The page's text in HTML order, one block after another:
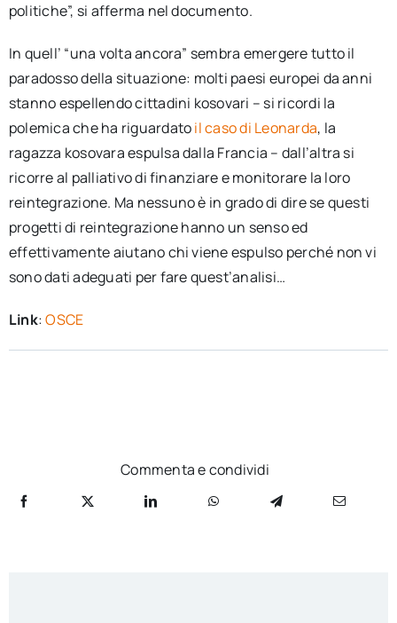
politiche”, si afferma nel documento.
In quell’ “una volta ancora” sembra emergere tutto il
paradosso della situazione: molti paesi europei da anni
stanno espellendo cittadini kosovari – si ricordi la
polemica che ha riguardatoil caso di Leonarda, la
ragazza kosovara espulsa dalla Francia – dall’altra si
ricorre al palliativo di finanziare e monitorare la loro
reintegrazione. Ma nessuno è in grado di dire se questi
progetti di reintegrazione hanno un senso ed
effettivamente aiutano chi viene espulso perché non vi
sono dati adeguati per fare quest’analisi…
Link:OSCE
Commenta e condividi